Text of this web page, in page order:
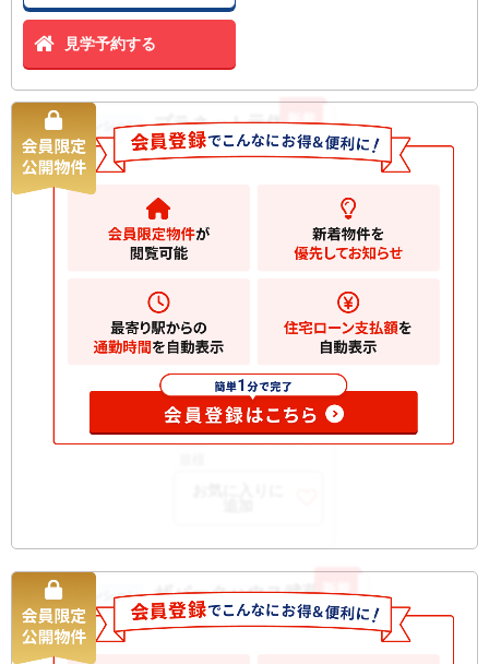
見学予約する
新着
中古マンション プラネット元住吉
建物
間取
所在 1階
部向
南
構造 RC 地上4階建て
新着
中古マンション ザパークハウス武蔵新城